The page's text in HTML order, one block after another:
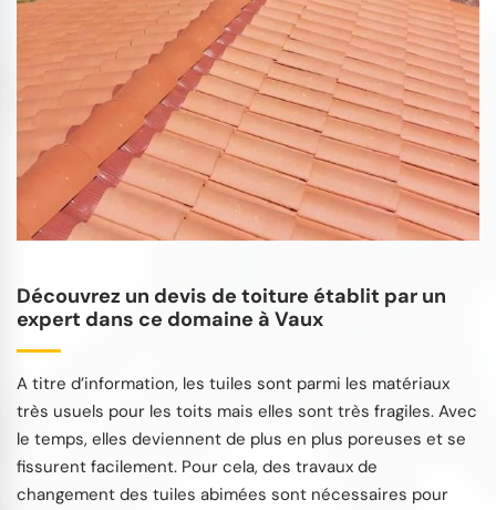
Découvrez un devis de toiture établit par un
expert dans ce domaine à Vaux
A titre d’information, les tuiles sont parmi les matériaux
très usuels pour les toits mais elles sont très fragiles. Avec
le temps, elles deviennent de plus en plus poreuses et se
fissurent facilement. Pour cela, des travaux de
changement des tuiles abimées sont nécessaires pour